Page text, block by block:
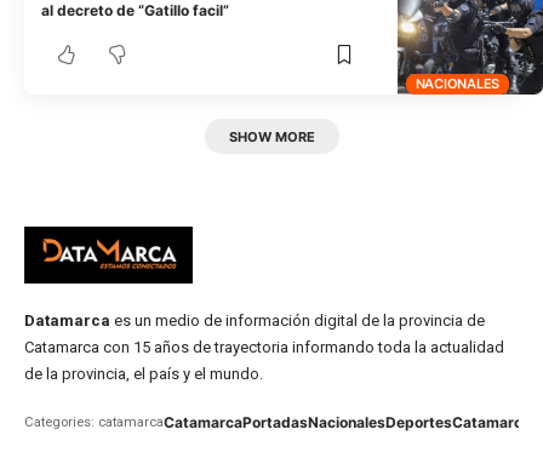
NACIONALES
al decreto de “Gatillo facil”
SHOW MORE
Datamarca es un medio de información digital de la provincia de
Catamarca con 15 años de trayectoria informando toda la actualidad
de la provincia, el país y el mundo.
Categories: catamarcaCatamarcaPortadasNacionalesDeportesCatamarca